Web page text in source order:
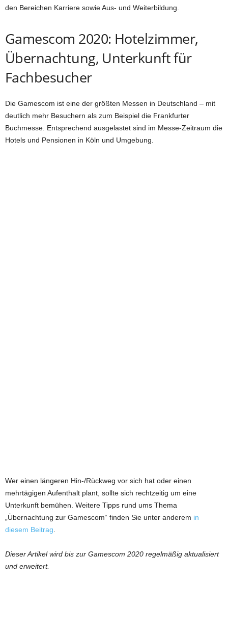
den Bereichen Karriere sowie Aus- und Weiterbildung.
Gamescom 2020: Hotelzimmer,
Übernachtung, Unterkunft für
Fachbesucher
Die Gamescom ist eine der größten Messen in Deutschland – mit
deutlich mehr Besuchern als zum Beispiel die Frankfurter
Buchmesse. Entsprechend ausgelastet sind im Messe-Zeitraum die
Hotels und Pensionen in Köln und Umgebung.
Wer einen längeren Hin-/Rückweg vor sich hat oder einen
mehrtägigen Aufenthalt plant, sollte sich rechtzeitig um eine
Unterkunft bemühen. Weitere Tipps rund ums Thema
„Übernachtung zur Gamescom“ finden Sie unter anderem in
diesem Beitrag
Dieser Artikel wird bis zur Gamescom 2020 regelmäßig aktualisiert
und erweitert.